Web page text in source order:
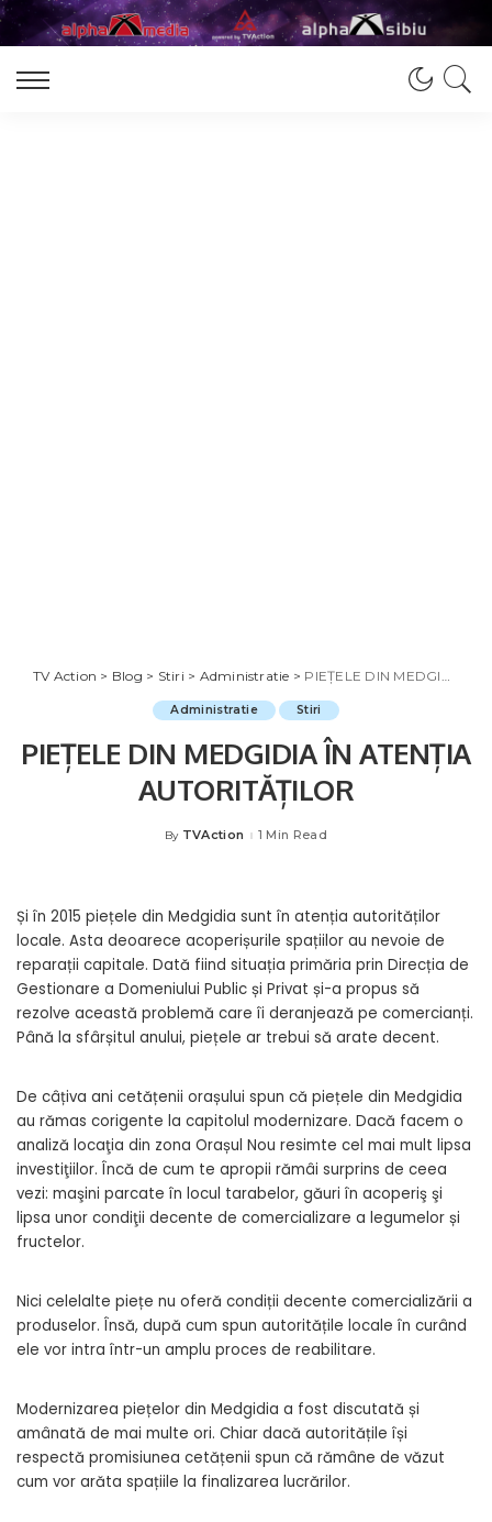
TV Action > Blog > Stiri > Administratie > PIEȚELE DIN MEDGIDIA ÎN ATENȚIA AUTORITĂȚILOR
Administratie Stiri
PIEȚELE DIN MEDGIDIA ÎN ATENȚIA
AUTORITĂȚILOR
Posted
By TVAction 1 Min Read
Și în 2015 piețele din Medgidia sunt în atenția autorităților
locale. Asta deoarece acoperișurile spațiilor au nevoie de
reparații capitale. Dată fiind situația primăria prin Direcția de
Gestionare a Domeniului Public și Privat și-a propus să
rezolve această problemă care îi deranjează pe comercianți.
Până la sfârșitul anului, piețele ar trebui să arate decent.
De câțiva ani cetățenii orașului spun că piețele din Medgidia
au rămas corigente la capitolul modernizare. Dacă facem o
analiză locaţia din zona Orașul Nou resimte cel mai mult lipsa
investiţiilor. Încă de cum te apropii rămâi surprins de ceea
vezi: maşini parcate în locul tarabelor, găuri în acoperiş şi
lipsa unor condiţii decente de comercializare a legumelor și
fructelor.
Nici celelalte piețe nu oferă condiții decente comercializării a
produselor. Însă, după cum spun autoritățile locale în curând
ele vor intra într-un amplu proces de reabilitare.
Modernizarea piețelor din Medgidia a fost discutată și
amânată de mai multe ori. Chiar dacă autoritățile își
respectă promisiunea cetățenii spun că rămâne de văzut
cum vor arăta spațiile la finalizarea lucrărilor.